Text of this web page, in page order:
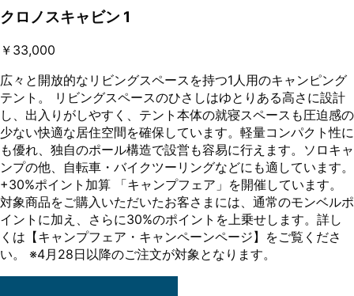
クロノスキャビン 1
￥33,000
広々と開放的なリビングスペースを持つ1人用のキャンピング
テント。 リビングスペースのひさしはゆとりある高さに設計
し、出入りがしやすく、テント本体の就寝スペースも圧迫感の
少ない快適な居住空間を確保しています。軽量コンパクト性に
も優れ、独自のポール構造で設営も容易に行えます。ソロキャ
ンプの他、自転車・バイクツーリングなどにも適しています。
+30%ポイント加算 「キャンプフェア」を開催しています。
対象商品をご購入いただいたお客さまには、通常のモンベルポ
イントに加え、さらに30%のポイントを上乗せします。詳し
くは【キャンプフェア・キャンペーンページ】をご覧くださ
い。 ※4月28日以降のご注文が対象となります。